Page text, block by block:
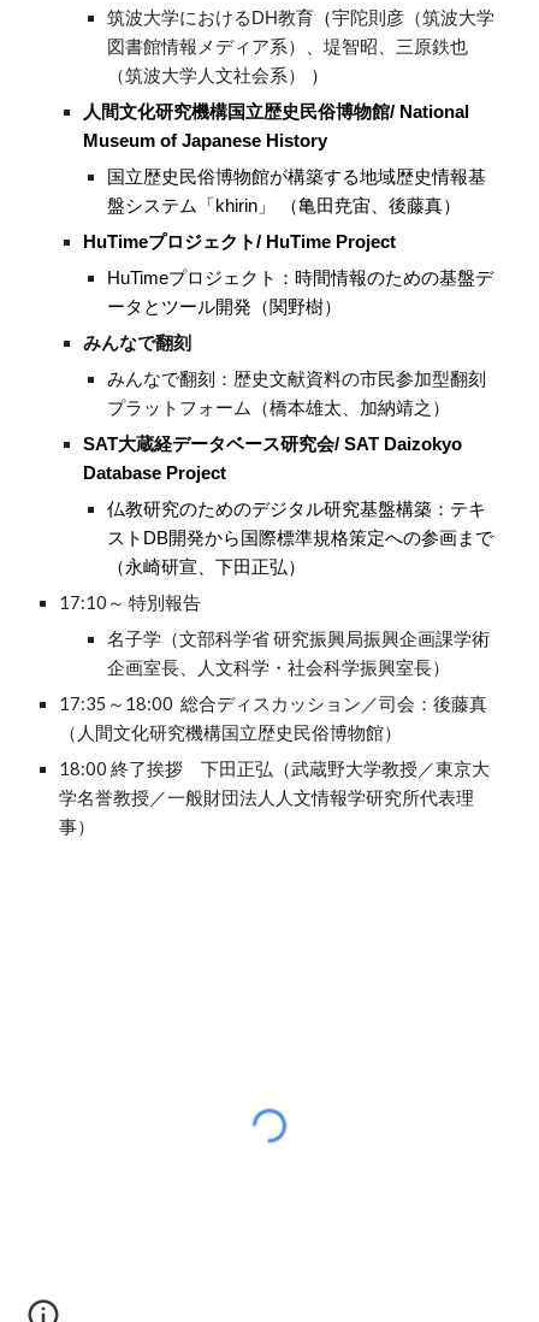
筑波大学におけるDH教育 （宇陀則彦（筑波大学
図書館情報メディア系）、堤智昭、三原鉄也
（筑波大学人文社会系）
）
人間文化研究機構国立歴史民俗博物館/ National
Museum of Japanese History
国立歴史民俗博物館が構築する地域歴史情報基
盤システム「khirin」
（亀田尭宙、後藤真）
HuTimeプロジェクト/ HuTime Project
HuTimeプロジェクト：時間情報のための基盤デ
ータとツール開発（関野樹）
みんなで翻刻
みんなで翻刻：歴史文献資料の市民参加型翻刻
プラットフォーム（橋本雄太、加納靖之）
SAT大蔵経データベース研究会/ SAT Daizokyo
Database Project
仏教研究のためのデジタル研究基盤構築：テキ
ストDB開発から国際標準規格策定への参画まで
（永崎研宣、下田正弘）
17:10～ 特別報告
名子学（文部科学省 研究振興局振興企画課学術
企画室長、人文科学・社会科学振興室長）
17:35～18:00 総合ディスカッション／司会：後藤真
（人間文化研究機構国立歴史民俗博物館）
18:00 終了挨拶 下田正弘（武蔵野大学教授／東京大
学名誉教授／一般財団法人人文情報学研究所代表理
事）